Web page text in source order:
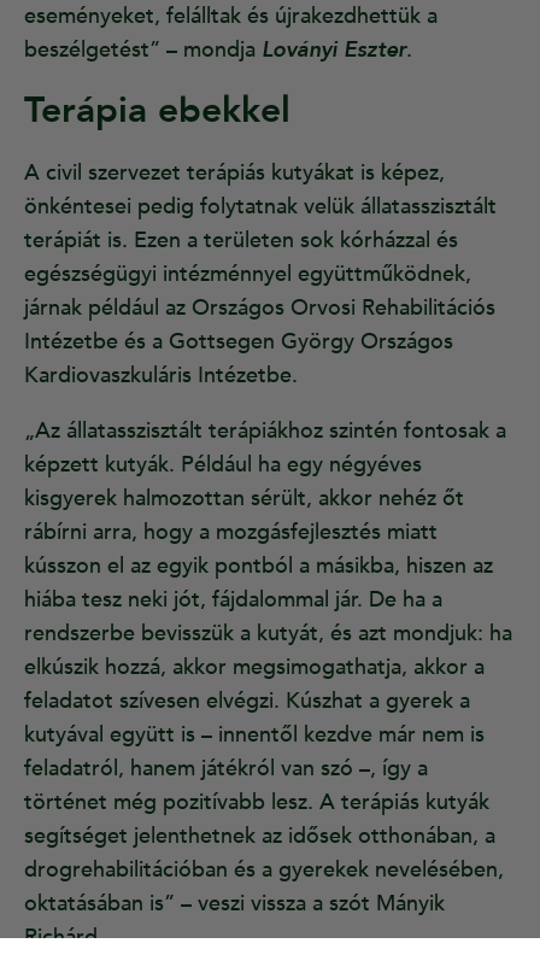
eseményeket, felálltak és újrakezdhettük a
beszélgetést” – mondja Loványi Eszter.
Terápia ebekkel
A civil szervezet terápiás kutyákat is képez,
önkéntesei pedig folytatnak velük állatasszisztált
terápiát is. Ezen a területen sok kórházzal és
egészségügyi intézménnyel együttműködnek,
járnak például az Országos Orvosi Rehabilitációs
Intézetbe és a Gottsegen György Országos
Kardiovaszkuláris Intézetbe.
„Az állatasszisztált terápiákhoz szintén fontosak a
képzett kutyák. Például ha egy négyéves
kisgyerek halmozottan sérült, akkor nehéz őt
rábírni arra, hogy a mozgásfejlesztés miatt
kússzon el az egyik pontból a másikba, hiszen az
hiába tesz neki jót, fájdalommal jár. De ha a
rendszerbe bevisszük a kutyát, és azt mondjuk: ha
elkúszik hozzá, akkor megsimogathatja, akkor a
feladatot szívesen elvégzi. Kúszhat a gyerek a
kutyával együtt is – innentől kezdve már nem is
feladatról, hanem játékról van szó –, így a
történet még pozitívabb lesz. A terápiás kutyák
segítséget jelenthetnek az idősek otthonában, a
drogrehabilitációban és a gyerekek nevelésében,
oktatásában is” – veszi vissza a szót Mányik
Richárd.